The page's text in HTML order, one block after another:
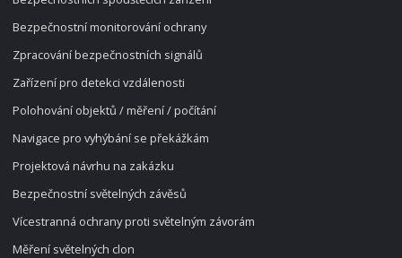
Bezpečnostní monitorování ochrany
Zpracování bezpečnostních signálů
Zařízení pro detekci vzdálenosti
Polohování objektů / měření / počítání
Navigace pro vyhýbání se překážkám
Projektová návrhu na zakázku
Bezpečnostní světelných závěsů
Vícestranná ochrany proti světelným závorám
Měření světelných clon